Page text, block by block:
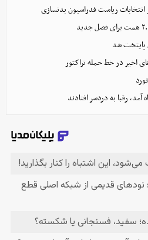
ریاست فدراسیون بدنسازی
پایتخت شد
اخیر در خط حمله تراکتور
رقبا به دردسر افتادند